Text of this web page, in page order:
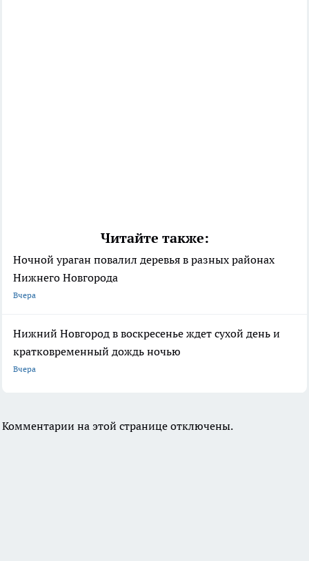
Читайте также:
Ночной ураган повалил деревья в разных районах
Нижнего Новгорода
Вчера
Нижний Новгород в воскресенье ждет сухой день и
кратковременный дождь ночью
Вчера
Комментарии на этой странице отключены.